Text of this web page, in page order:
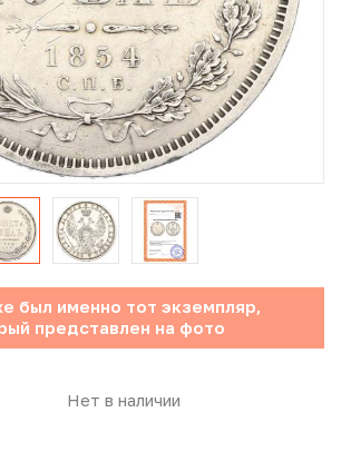
Банка России (с 1999 года)
монеты СССР и России
монет (Unusual)
монеты
был именно тот экземпляр,
представлен на фото
Нет в наличии